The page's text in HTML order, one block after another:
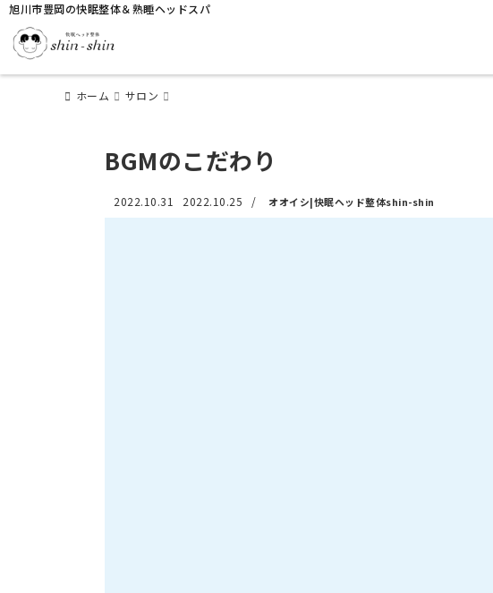
旭川市豊岡の快眠整体＆熟睡ヘッドスパ
ホーム サロン
BGMのこだわり
2022.10.31 2022.10.25 / オオイシ|快眠ヘッド整体shin-shin